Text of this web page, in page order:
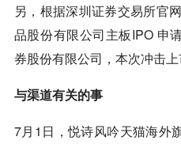
另，根据深圳证券交易所官
品股份有限公司主板IPO 申
券股份有限公司，本次冲击上
与渠道有关的事
7月1日，悦诗风吟天猫海外